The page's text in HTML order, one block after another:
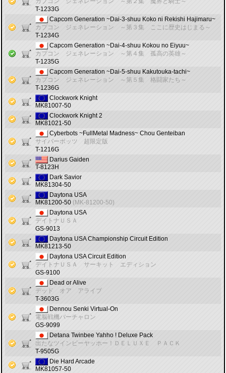
T-1233G
Capcom Generation ~Dai-3-shuu Koko ni Rekishi Hajimaru~
カプコン ジェネレーション ～第３集 ここに歴史はじまる～
T-1234G
Capcom Generation ~Dai-4-shuu Kokou no Eiyuu~
カプコン ジェネレーション ～第４集 孤高の英雄～
T-1235G
Capcom Generation ~Dai-5-shuu Kakutouka-tachi~
カプコン ジェネレーション ～第５集 格闘家たち～
T-1236G
Clockwork Knight
MK81007-50
Clockwork Knight 2
MK81021-50
Cyberbots ~FullMetal Madness~ Chou Genteiban
サイバーボッツ 超限定版
T-1216G
Darius Gaiden
T-8123H
Dark Savior
MK81304-50
Daytona USA
MK81200-50 (MK-81200-50)
Daytona USA
デイトナＵＳＡ
GS-9013
Daytona USA Championship Circuit Edition
MK81213-50
Daytona USA Circuit Edition
デイトナＵＳＡ サーキット エディション
GS-9100
Dead or Alive
デッド オア アライブ
T-3603G
Dennou Senki Virtual-On
電脳戦機バーチャロン
GS-9099
Detana Twinbee Yahho ! Deluxe Pack
出たなツインビーヤッホー！ＤＥＬＵＸＥ ＰＡＣＫ
T-9505G
Die Hard Arcade
MK81057-50